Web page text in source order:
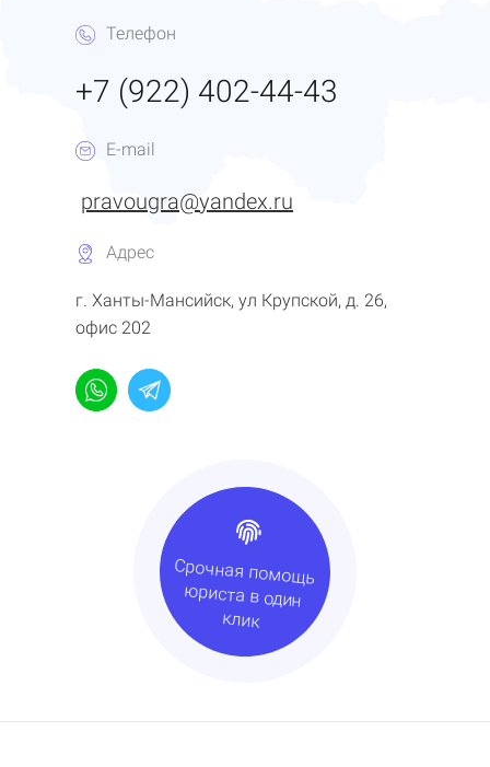
Телефон
+7 (922) 402-44-43
E-mail
pravougra@yandex.ru
Адрес
г. Ханты-Мансийск, ул Крупской, д. 26,
офис 202
Срочная помощь
юриста в один
клик